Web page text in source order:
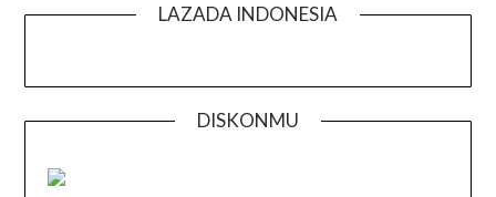
LAZADA INDONESIA
DISKONMU